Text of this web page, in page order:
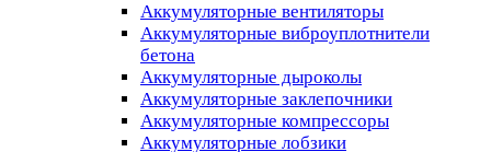
Аккумуляторные вентиляторы
Аккумуляторные виброуплотнители
бетона
Аккумуляторные дыроколы
Аккумуляторные заклепочники
Аккумуляторные компрессоры
Аккумуляторные лобзики